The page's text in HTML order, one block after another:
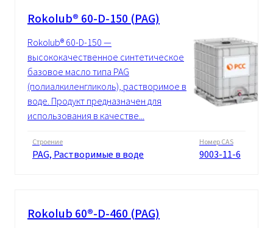
Rokolub® 60-D-150 (PAG)
Rokolub® 60-D-150 —
высококачественное синтетическое
базовое масло типа PAG
(полиалкиленгликоль), растворимое в
воде. Продукт предназначен для
использования в качестве...
Строение
PAG, Растворимые в воде
Номер CAS
9003-11-6
Rokolub 60®-D-460 (PAG)